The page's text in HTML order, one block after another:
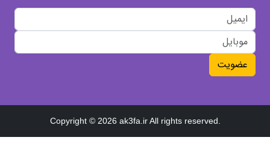
عضویت
Copyright © 2026 ak3fa.ir All rights reserved.